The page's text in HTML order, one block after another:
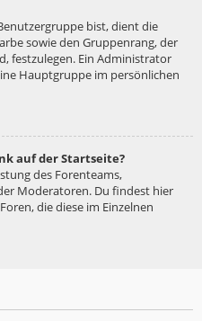
bist, dient die
sowie den Gruppenrang, der
festzulegen. Ein Administrator
Hauptgruppe im persönlichen
auf der Startseite?
des Forenteams,
Moderatoren. Du findest hier
die diese im Einzelnen